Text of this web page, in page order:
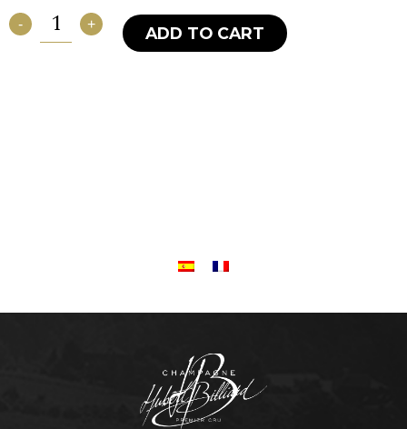
-
Élisa
quantity
+ ADD TO CART